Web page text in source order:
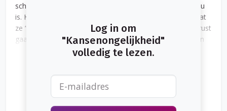
schoolrichting ze volgt, ook niet als het onder haar niveau
is. Het school­advies valt lager uit, waarbij haar juf zegt dat
ze “uiteindelijk meer zou kunnen, maar ze moet ook de rust
gaan krijgen”. In andere wijken of binnen andere gezinnen
kan – door stimulatie en motivatie – een leerling wel het
juiste schooladvies krijgen en daarmee de kansen die
passen bij zijn intelligentie.
Log in om
"Kansenongelijkheid"
volledig te lezen.